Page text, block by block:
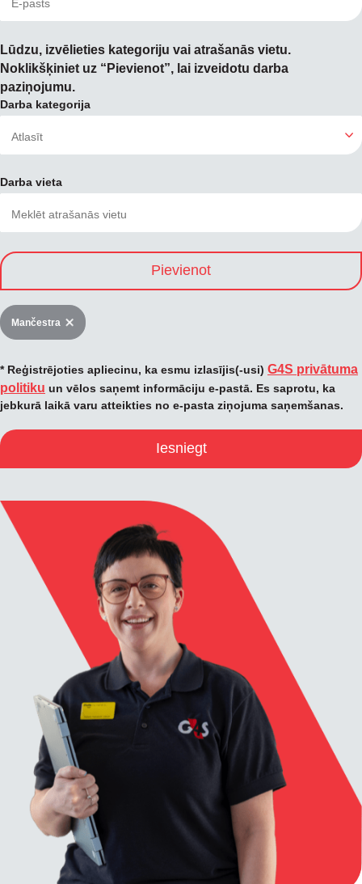
Lūdzu, izvēlieties kategoriju vai atrašanās vietu.
Noklikšķiniet uz “Pievienot”, lai izveidotu darba
paziņojumu.
Darba kategorija
Darba vieta
Pievienot
Mančestra
* Reģistrējoties apliecinu, ka esmu izlasījis(-usi) G4S privātuma
politiku un vēlos saņemt informāciju e-pastā. Es saprotu, ka
jebkurā laikā varu atteikties no e-pasta ziņojuma saņemšanas.
Iesniegt